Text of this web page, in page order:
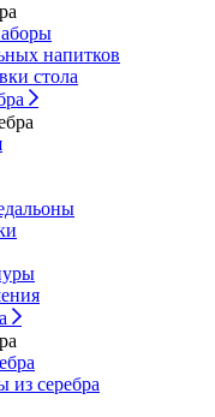
напитков
стола
из серебра